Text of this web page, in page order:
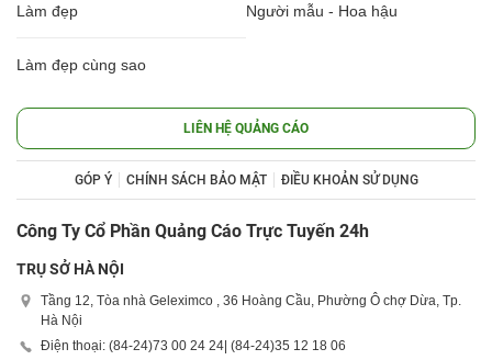
Làm đẹp Người mẫu - Hoa hậu
Làm đẹp cùng sao
LIÊN HỆ QUẢNG CÁO
GÓP Ý CHÍNH SÁCH BẢO MẬT ĐIỀU KHOẢN SỬ DỤNG
Công Ty Cổ Phần Quảng Cáo Trực Tuyến 24h
TRỤ SỞ HÀ NỘI
Tầng 12, Tòa nhà Geleximco , 36 Hoàng Cầu, Phường Ô chợ Dừa, Tp.
Hà Nội
Điện thoại: (84-24)73 00 24 24| (84-24)35 12 18 06